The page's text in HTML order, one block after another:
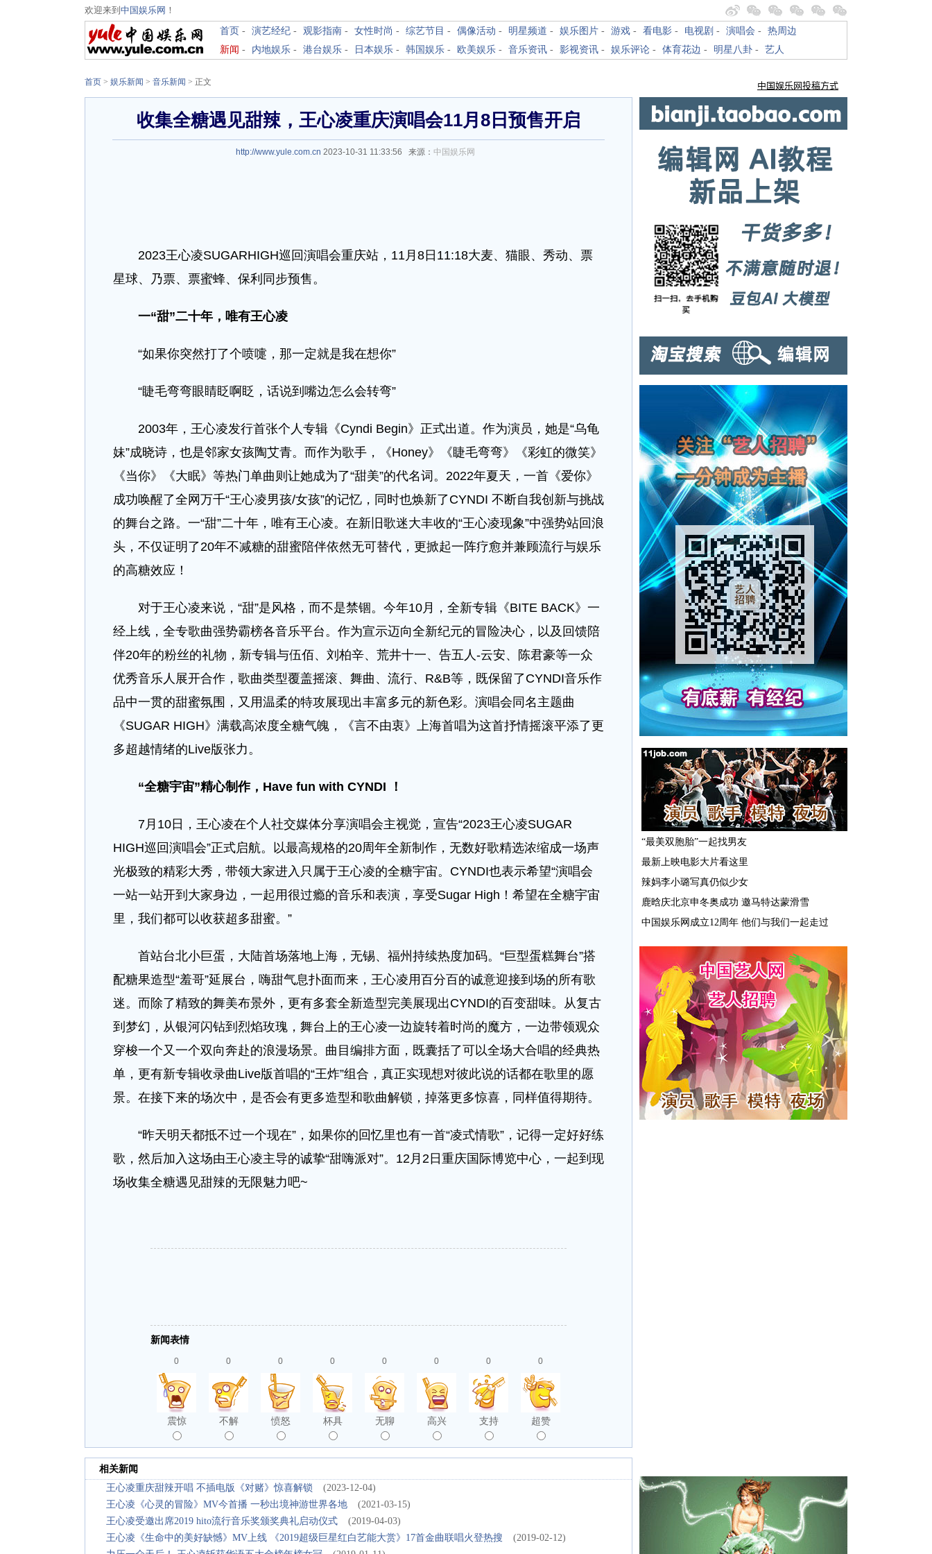
欢迎来到 中国娱乐网 ！
首页 - 演艺经纪 - 观影指南 - 女性时尚 - 综艺节目 - 偶像活动 - 明星频道 - 娱乐图片 - 游戏 - 看电影 - 电视剧 - 演唱会 - 热周边
新闻 - 内地娱乐 - 港台娱乐 - 日本娱乐 - 韩国娱乐 - 欧美娱乐 - 音乐资讯 - 影视资讯 - 娱乐评论 - 体育花边 - 明星八卦 - 艺人
首页 > 娱乐新闻 > 音乐新闻 > 正文
收集全糖遇见甜辣，王心凌重庆演唱会11月8日预售开启
http://www.yule.com.cn 2023-10-31 11:33:56 来源： 中国娱乐网
2023王心凌SUGARHIGH巡回演唱会重庆站，11月8日11:18大麦、猫眼、秀动、票
星球、乃票、票蜜蜂、保利同步预售。
一“甜”二十年，唯有王心凌
“如果你突然打了个喷嚏，那一定就是我在想你”
“睫毛弯弯眼睛眨啊眨，话说到嘴边怎么会转弯”
2003年，王心凌发行首张个人专辑《Cyndi Begin》正式出道。作为演员，她是“乌龟
妹”成晓诗，也是邻家女孩陶艾青。而作为歌手，《Honey》《睫毛弯弯》《彩虹的微笑》
《当你》《大眠》等热门单曲则让她成为了“甜美”的代名词。2022年夏天，一首《爱你》
成功唤醒了全网万千“王心凌男孩/女孩”的记忆，同时也焕新了CYNDI 不断自我创新与挑战
的舞台之路。一“甜”二十年，唯有王心凌。在新旧歌迷大丰收的“王心凌现象”中强势站回浪
头，不仅证明了20年不减糖的甜蜜陪伴依然无可替代，更掀起一阵疗愈并兼顾流行与娱乐
的高糖效应！
对于王心凌来说，“甜”是风格，而不是禁锢。今年10月，全新专辑《BITE BACK》一
经上线，全专歌曲强势霸榜各音乐平台。作为宣示迈向全新纪元的冒险决心，以及回馈陪
伴20年的粉丝的礼物，新专辑与伍佰、刘柏辛、荒井十一、告五人-云安、陈君豪等一众
优秀音乐人展开合作，歌曲类型覆盖摇滚、舞曲、流行、R&B等，既保留了CYNDI音乐作
品中一贯的甜蜜氛围，又用温柔的特攻展现出丰富多元的新色彩。演唱会同名主题曲
《SUGAR HIGH》满载高浓度全糖气魄，《言不由衷》上海首唱为这首抒情摇滚平添了更
多超越情绪的Live版张力。
“全糖宇宙”精心制作， Have fun with CYNDI ！
7月10日，王心凌在个人社交媒体分享演唱会主视觉，宣告“2023王心凌SUGAR
HIGH巡回演唱会”正式启航。以最高规格的20周年全新制作，无数好歌精选浓缩成一场声
光极致的精彩大秀，带领大家进入只属于王心凌的全糖宇宙。CYNDI也表示希望“演唱会
一站一站开到大家身边，一起用很过瘾的音乐和表演，享受Sugar High！希望在全糖宇宙
里，我们都可以收获超多甜蜜。”
首站台北小巨蛋，大陆首场落地上海，无锡、福州持续热度加码。“巨型蛋糕舞台”搭
配糖果造型“羞哥”延展台，嗨甜气息扑面而来，王心凌用百分百的诚意迎接到场的所有歌
迷。而除了精致的舞美布景外，更有多套全新造型完美展现出CYNDI的百变甜味。从复古
到梦幻，从银河闪钻到烈焰玫瑰，舞台上的王心凌一边旋转着时尚的魔方，一边带领观众
穿梭一个又一个双向奔赴的浪漫场景。曲目编排方面，既囊括了可以全场大合唱的经典热
单，更有新专辑收录曲Live版首唱的“王炸”组合，真正实现想对彼此说的话都在歌里的愿
景。在接下来的场次中，是否会有更多造型和歌曲解锁，掉落更多惊喜，同样值得期待。
“昨天明天都抵不过一个现在”，如果你的回忆里也有一首“凌式情歌”，记得一定好好练
歌，然后加入这场由王心凌主导的诚挚“甜嗨派对”。12月2日重庆国际博览中心，一起到现
场收集全糖遇见甜辣的无限魅力吧~
新闻表情
0
震惊
0
不解
0
愤怒
0
杯具
0
无聊
0
高兴
0
支持
0
超赞
相关新闻
王心凌重庆甜辣开唱 不插电版《对赌》惊喜解锁
(2023-12-04)
王心凌《心灵的冒险》MV今首播 一秒出境神游世界各地
(2021-03-15)
王心凌受邀出席2019 hito流行音乐奖颁奖典礼启动仪式
(2019-04-03)
王心凌《生命中的美好缺憾》MV上线 《2019超级巨星红白艺能大赏》17首金曲联唱火登热搜
(2019-02-12)